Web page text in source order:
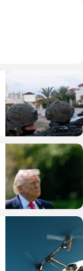
חדשות
חדשות